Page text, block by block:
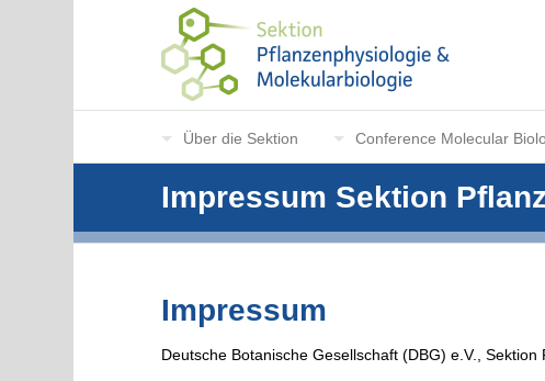
Über die Sektion Conference Molecular
Impressum Sektion
Impressum
Deutsche Botanische Gesellschaft (DBG) e.V.,